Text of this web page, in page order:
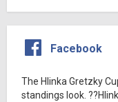
Facebook
The Hlinka Gretzky
standings look.